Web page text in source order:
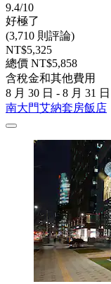
9.4/10
好極了
(3,710 則評論)
NT$5,325
總價 NT$5,858
含稅金和其他費用
8 月 30 日 - 8 月 31 日
南大門艾納套房飯店